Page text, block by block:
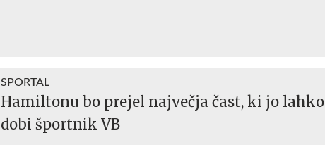
SPORTAL
Hamiltonu bo prejel največja čast, ki jo lahko
dobi športnik VB